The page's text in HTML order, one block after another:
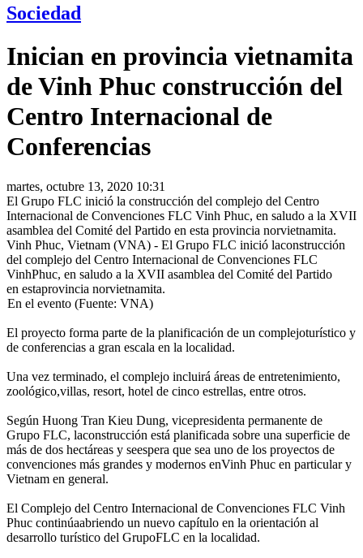
Sociedad
Inician en provincia vietnamita
de Vinh Phuc construcción del
Centro Internacional de
Conferencias
martes, octubre 13, 2020 10:31
El Grupo FLC inició la construcción del complejo del Centro
Internacional de Convenciones FLC Vinh Phuc, en saludo a la XVII
asamblea del Comité del Partido en esta provincia norvietnamita.
Vinh Phuc, Vietnam (VNA) - El Grupo FLC inició laconstrucción
del complejo del Centro Internacional de Convenciones FLC
VinhPhuc, en saludo a la XVII asamblea del Comité del Partido
en estaprovincia norvietnamita.
En el evento (Fuente: VNA)
El proyecto forma parte de la planificación de un complejoturístico y
de conferencias a gran escala en la localidad.
Una vez terminado, el complejo incluirá áreas de entretenimiento,
zoológico,villas, resort, hotel de cinco estrellas, entre otros.
Según Huong Tran Kieu Dung, vicepresidenta permanente de
Grupo FLC, laconstrucción está planificada sobre una superficie de
más de dos hectáreas y seespera que sea uno de los proyectos de
convenciones más grandes y modernos enVinh Phuc en particular y
Vietnam en general.
El Complejo del Centro Internacional de Convenciones FLC Vinh
Phuc continúaabriendo un nuevo capítulo en la orientación al
desarrollo turístico del GrupoFLC en la localidad.